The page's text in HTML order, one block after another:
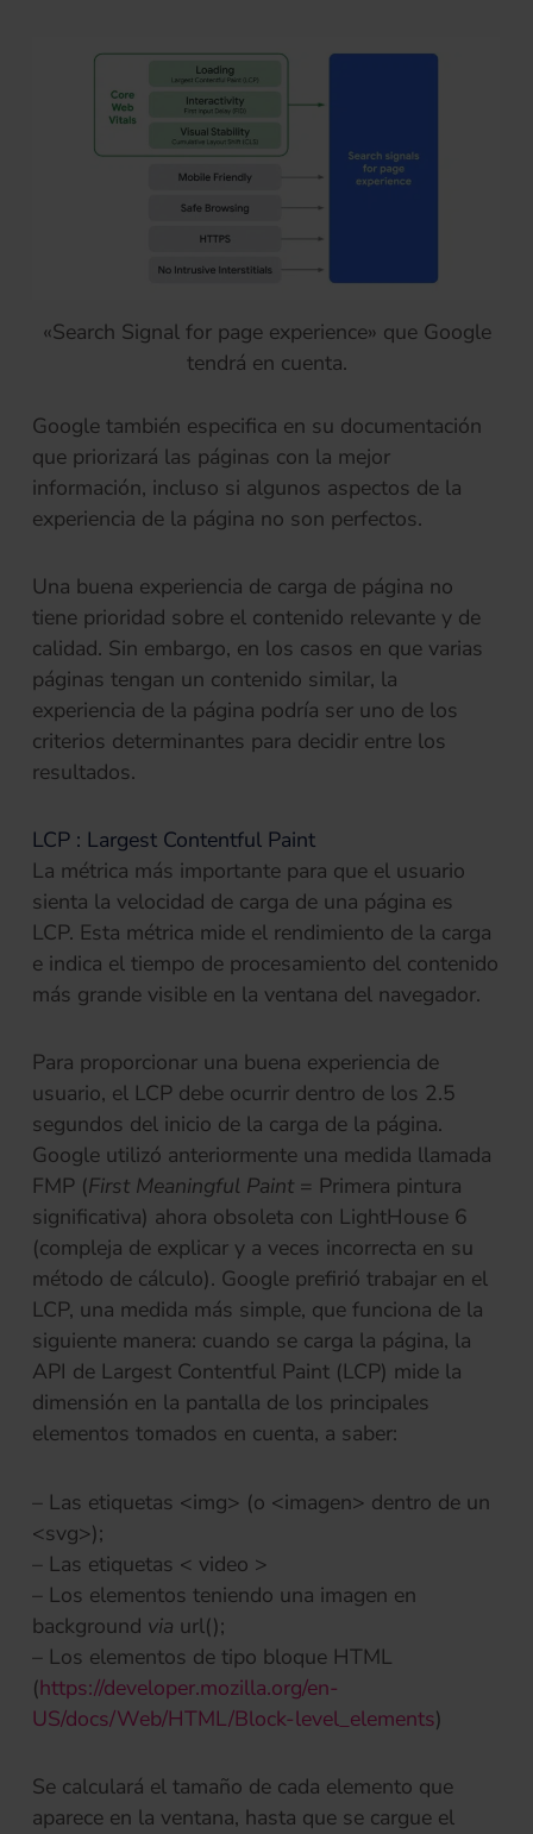
«Search Signal for page experience» que Google
tendrá en cuenta.
Google también especifica en su documentación
que priorizará las páginas con la mejor
información, incluso si algunos aspectos de la
experiencia de la página no son perfectos.
Una buena experiencia de carga de página no
tiene prioridad sobre el contenido relevante y de
calidad. Sin embargo, en los casos en que varias
páginas tengan un contenido similar, la
experiencia de la página podría ser uno de los
criterios determinantes para decidir entre los
resultados.
LCP : Largest Contentful Paint
La métrica más importante para que el usuario
sienta la velocidad de carga de una página es
LCP. Esta métrica mide el rendimiento de la carga
e indica el tiempo de procesamiento del contenido
más grande visible en la ventana del navegador.
Para proporcionar una buena experiencia de
usuario, el LCP debe ocurrir dentro de los 2.5
segundos del inicio de la carga de la página.
Google utilizó anteriormente una medida llamada
FMP (First Meaningful Paint = Primera pintura
significativa) ahora obsoleta con LightHouse 6
(compleja de explicar y a veces incorrecta en su
método de cálculo). Google prefirió trabajar en el
LCP, una medida más simple, que funciona de la
siguiente manera: cuando se carga la página, la
API de Largest Contentful Paint (LCP) mide la
dimensión en la pantalla de los principales
elementos tomados en cuenta, a saber:
– Las etiquetas <img> (o <imagen> dentro de un
<svg>);
– Las etiquetas < video >
– Los elementos teniendo una imagen en
background via url();
– Los elementos de tipo bloque HTML
(https://developer.mozilla.org/en-
US/docs/Web/HTML/Block-level_elements(se abre
)
Se calculará el tamaño de cada elemento que
aparece en la ventana, hasta que se cargue el